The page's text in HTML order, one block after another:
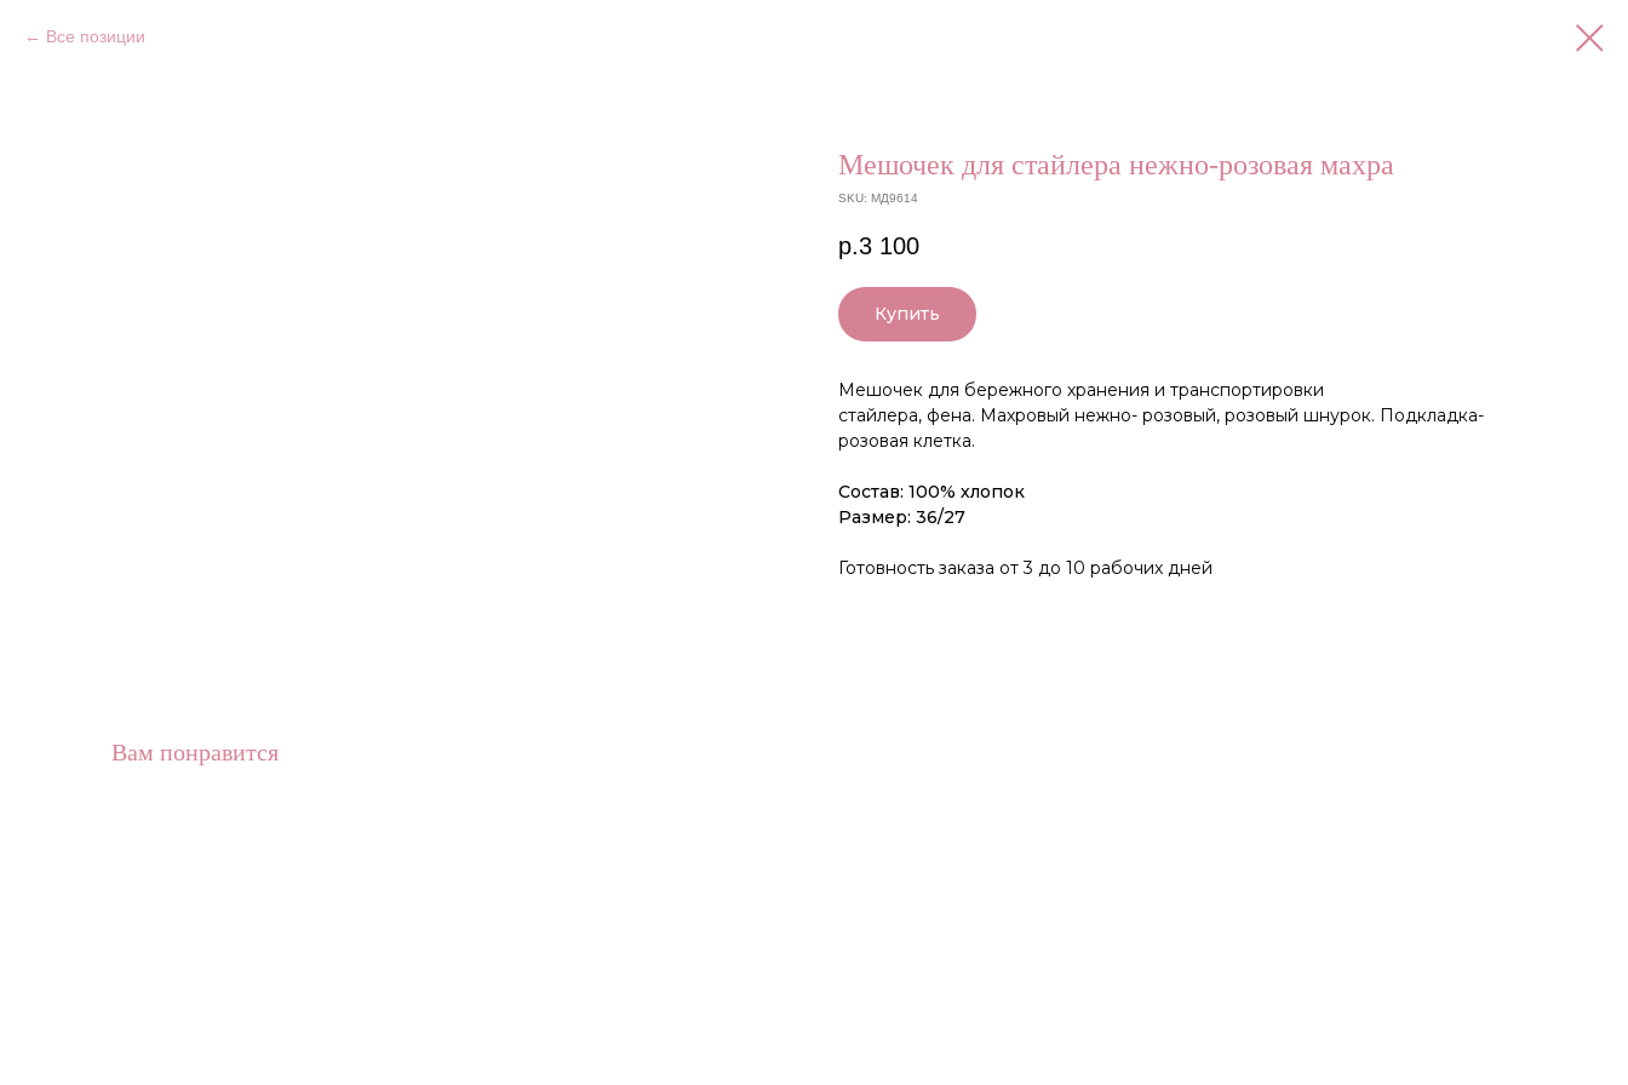
Все позиции
Мешочек для стайлера нежно-розовая махра
SKU: МД9614
р.3 100
Купить
Мешочек для бережного хранения и транспортировки
стайлера, фена. Махровый нежно- розовый, розовый шнурок. Подкладка-
розовая клетка.
Состав: 100% хлопок
Размер: 36/27
Готовность заказа от 3 до 10 рабочих дней
Вам понравится